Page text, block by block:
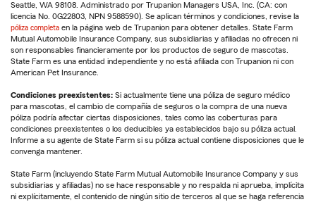
Seattle, WA 98108. Administrado por Trupanion Managers USA, Inc. (CA: con
licencia No. 0G22803, NPN 9588590). Se aplican términos y condiciones, revise la
póliza completa en la página web de Trupanion para obtener detalles. State Farm
Mutual Automobile Insurance Company, sus subsidiarias y afiliadas no ofrecen ni
son responsables financieramente por los productos de seguro de mascotas.
State Farm es una entidad independiente y no está afiliada con Trupanion ni con
American Pet Insurance.
Condiciones preexistentes: Si actualmente tiene una póliza de seguro médico
para mascotas, el cambio de compañía de seguros o la compra de una nueva
póliza podría afectar ciertas disposiciones, tales como las coberturas para
condiciones preexistentes o los deducibles ya establecidos bajo su póliza actual.
Informe a su agente de State Farm si su póliza actual contiene disposiciones que le
convenga mantener.
State Farm (incluyendo State Farm Mutual Automobile Insurance Company y sus
subsidiarias y afiliadas) no se hace responsable y no respalda ni aprueba, implícita
ni explícitamente, el contenido de ningún sitio de terceros al que se haga referencia